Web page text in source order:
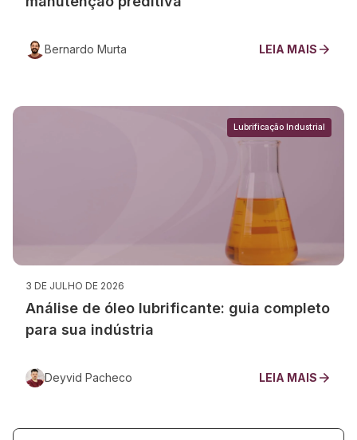
Bernardo Murta LEIA MAIS
Lubrificação Industrial
3 DE JULHO DE 2026
Análise de óleo lubrificante: guia completo
para sua indústria
Deyvid Pacheco LEIA MAIS